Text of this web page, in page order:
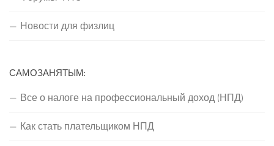
Новости для физлиц
САМОЗАНЯТЫМ:
Все о налоге на профессиональный доход (НПД)
Как стать плательщиком НПД